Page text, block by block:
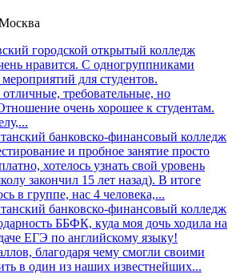
городской открытый колледж
нравится. С одногруппниками
для студентов.
требовательные, но
очень хорошее к студентам.
банковско-финансовый колледж
и пробное занятие просто
хотелось узнать свой уровень
закончил 15 лет назад). В итоге
в группе, нас 4 человека,...
банковско-финансовый колледж
ББФК, куда моя дочь ходила на
ЕГЭ по английскому языку!
благодаря чему смогли своими
в один из наших известнейших...